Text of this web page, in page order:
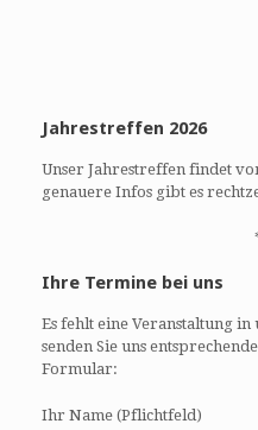
Jahrestreffen 2026
Unser Jahrestreffen findet
genauere Infos gibt es
Ihre Termine bei uns
Es fehlt eine Veranstaltung
senden Sie uns
Formular:
Ihr Name (Pflichtfeld)